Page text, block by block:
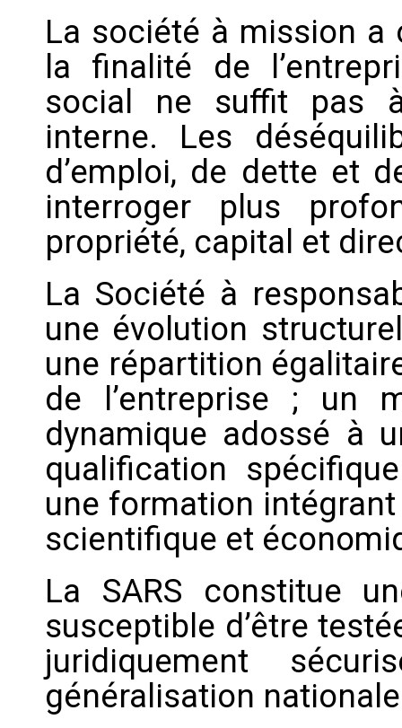
La société à mission a
la finalité de
social ne suffit pas
interne. Les
d’emploi, de dette et
interroger plus
propriété, capital et
La Société à
une évolution
une répartition
de l’entreprise ; un
dynamique adossé à
qualification
une formation
scientifique et
La SARS constitue
susceptible d’être
juridiquement
généralisation